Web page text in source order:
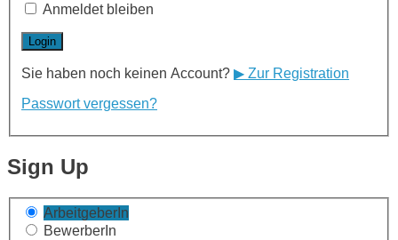
Anmeldet bleiben
Sie haben noch keinen Account? ▶ Zur Registration
Passwort vergessen?
Sign Up
ArbeitgeberIn
BewerberIn